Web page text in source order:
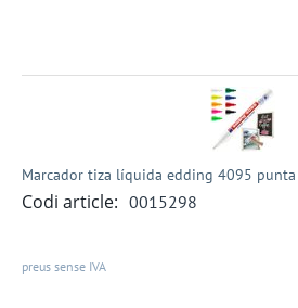
Marcador tiza líquida edding 4095
Codi article: 0015298
preus sense IVA